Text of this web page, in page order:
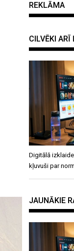
REKLĀMA
CILVĒKI ARĪ
Digitālā
kļuvuši par
JAUNĀKIE